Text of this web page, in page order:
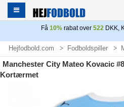
Få 10% rabat over 522 DKK,
Hejfodbold.com Fodboldspiller
Manchester City Mateo Kovacic
Kortærmet